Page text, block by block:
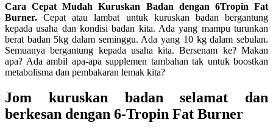
Cara Cepat Mudah Kuruskan Badan dengan 6Tropin Fat
Burner.Cepat atau lambat untuk kuruskan badan bergantung
kepada usaha dan kondisi badan kita. Ada yang mampu turunkan
berat badan 5kg dalam seminggu. Ada yang 10 kg dalam sebulan.
Semuanya bergantung kepada usaha kita. Bersenam ke? Makan
apa? Ada ambil apa-apa supplemen tambahan tak untuk boostkan
metabolisma dan pembakaran lemak kita?
Jom kuruskan badan selamat dan
berkesan dengan 6-Tropin Fat Burner